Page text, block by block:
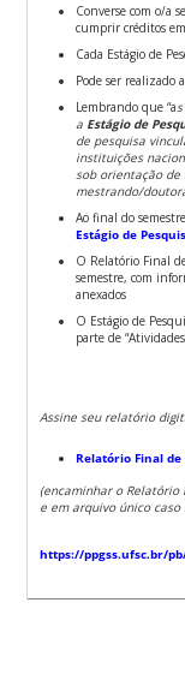
Converse com o/a
cumprir créditos
Cada Estágio de
Pode ser realizado
Lembrando que “a
a Estágio de
de pesquisa
instituições
sob orientação
mestrando/
Ao final do
Estágio de
O Relatório Final
semestre, com
anexados
O Estágio de
parte de
Assine seu relatório
Relatório Final de
(encaminhar o Relatório
e em arquivo único
https://ppgss.ufsc.br/